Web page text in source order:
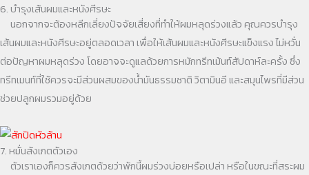
6. บำรุงเส้นผมและหนังศีรษะ
นอกจากจะต้องหลีกเลี่ยงปัจจัยเสี่ยงที่ทำให้ผมหลุดร่วงแล้ว คุณควรบำรุง
เส้นผมและหนังศีรษะอยู่ตลอดเวลา เพื่อให้เส้นผมและหนังศีรษะแข็งแรง ไม่หวั่น
ต่อปัญหาผมหลุดร่วง โดยอาจจะดูแลด้วยการหมักทรีทเม้นท์สัปดาห์ละครั้ง ซึ่ง
ทรีทเมนท์ที่ใช้ควรจะมีส่วนผสมของน้ำมันธรรมชาติ วิตามินอี และสมุนไพรที่มีส่วน
ช่วยปลูกผมรวมอยู่ด้วย
7. หมั่นสังเกตตัวเอง
ตัวเราเองก็ควรสังเกตด้วยว่าพักนี้ผมร่วงบ่อยหรือเปล่า หรือในขณะที่สระผม